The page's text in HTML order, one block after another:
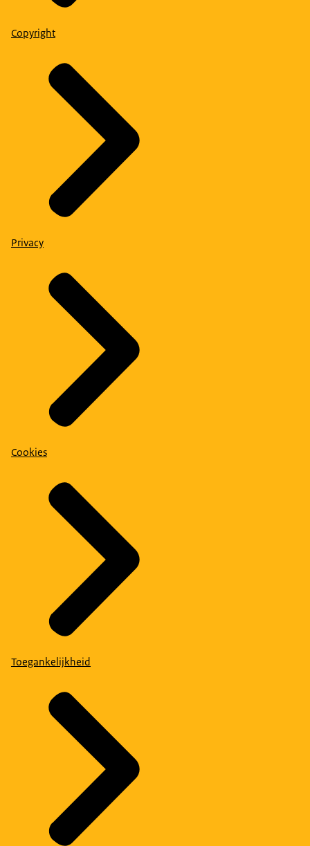
Copyright
Privacy
Cookies
Toegankelijkheid